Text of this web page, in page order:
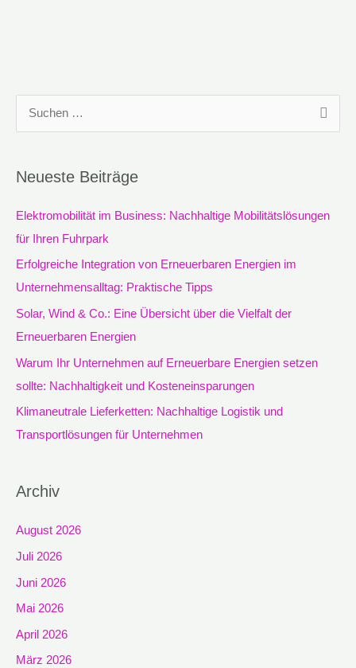
h
e
n
Neueste Beiträge
Elektromobilität im Business: Nachhaltige Mobilitätslösungen
für Ihren Fuhrpark
Erfolgreiche Integration von Erneuerbaren Energien im
Unternehmensalltag: Praktische Tipps
Solar, Wind & Co.: Eine Übersicht über die Vielfalt der
Erneuerbaren Energien
Warum Ihr Unternehmen auf Erneuerbare Energien setzen
sollte: Nachhaltigkeit und Kosteneinsparungen
Klimaneutrale Lieferketten: Nachhaltige Logistik und
Transportlösungen für Unternehmen
Archiv
August 2026
Juli 2026
Juni 2026
Mai 2026
April 2026
März 2026